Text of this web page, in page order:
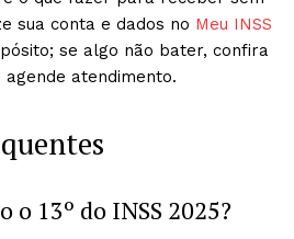
sua conta e dados no Meu INSS
se algo não bater, confira
atendimento.
o 13º do INSS 2025?